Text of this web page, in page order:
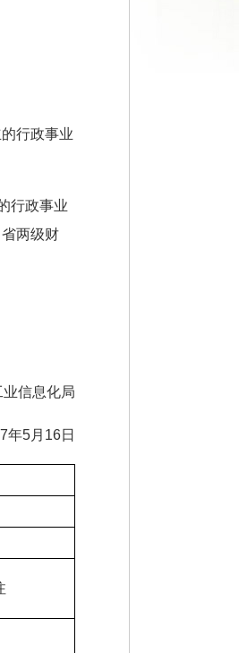
行政事业
行政事业
两级财
信息化局
年5月16日